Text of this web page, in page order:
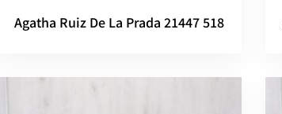
Agatha Ruiz De La Prada 21447 518